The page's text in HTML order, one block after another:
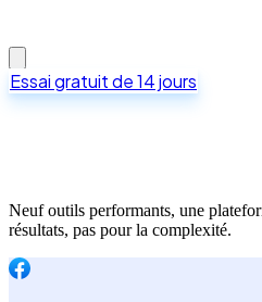
Essai gratuit de 14 jours
Neuf outils performants, une
résultats, pas pour la complexité.